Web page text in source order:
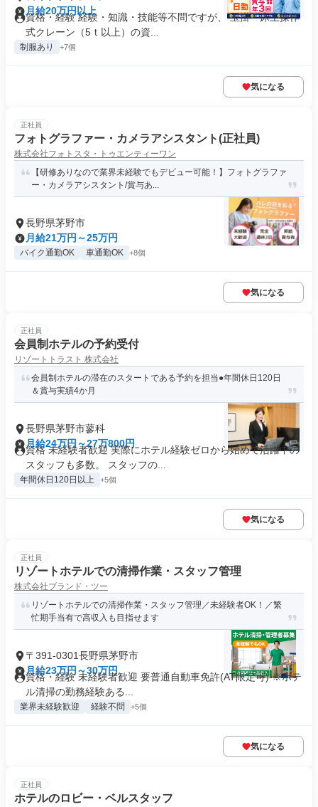
月給20万円以上
資格・経験 経験・知識・技能等不問ですが、 玉掛・床上操作
式クレーン（5ｔ以上）の資...
制服あり +7個
気になる
正社員
フォトグラファー・カメラアシスタント(正社員)
株式会社フォトスタ・トゥエンティーワン
【研修ありなので業界未経験でもデビュー可能！】フォトグラファ
ー・カメラアシスタント/賞与あ...
長野県茅野市
月給21万円～25万円
バイク通勤OK 車通勤OK +8個
気になる
正社員
会員制ホテルの予約受付
リゾートトラスト 株式会社
会員制ホテルの滞在のスタートである予約を担当●年間休日120日
＆賞与実績4か月
長野県茅野市蓼科
月給24万円～27万800円
資格 未経験者歓迎 実際にホテル経験ゼロから始めて活躍中の
スタッフも多数。 スタッフの...
年間休日120日以上 +5個
気になる
正社員
リゾートホテルでの清掃作業・スタッフ管理
株式会社ブランド・ツー
リゾートホテルでの清掃作業・スタッフ管理／未経験者OK！／繁
忙期手当有で高収入も目指せます
〒391-0301長野県茅野市
月給23万円～30万円
資格・経験 未経験者歓迎 要普通自動車免許(AT限定可) ※ホテ
ル清掃の勤務経験ある...
業界未経験歓迎 経験不問 +5個
気になる
正社員
ホテルのロビー・ベルスタッフ